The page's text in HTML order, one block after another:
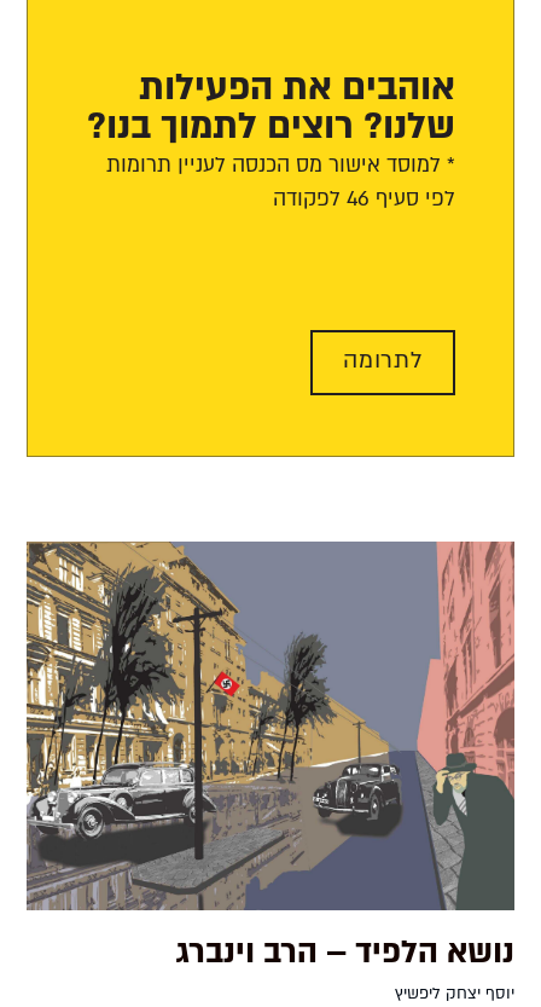
אוהבים את הפעילות
שלנו? רוצים לתמוך בנו?
* למוסד אישור מס הכנסה לעניין תרומות
לפי סעיף 46 לפקודה
לתרומה
נושא הלפיד – הרב וינברג
יוסף יצחק ליפשיץ